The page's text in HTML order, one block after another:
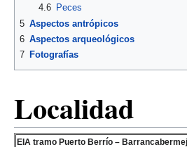
4.6
Peces
5 Aspectos antrópicos
6 Aspectos arqueológicos
7 Fotografías
Localidad
EIA tramo Puerto Berrío –